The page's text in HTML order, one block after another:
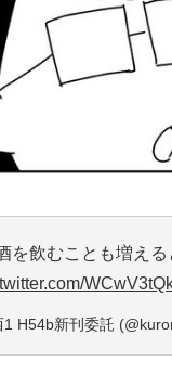
を飲むことも増え
H54b新刊委託